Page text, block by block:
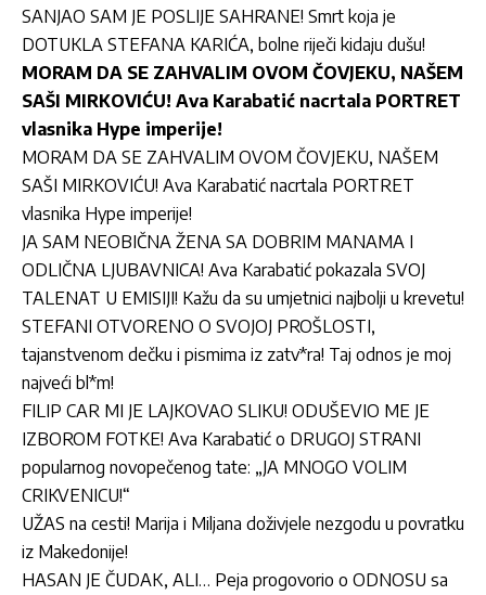
SANJAO SAM JE POSLIJE SAHRANE! Smrt koja je
DOTUKLA STEFANA KARIĆA, bolne riječi kidaju dušu!
MORAM DA SE ZAHVALIM OVOM ČOVJEKU, NAŠEM
SAŠI MIRKOVIĆU! Ava Karabatić nacrtala PORTRET
vlasnika Hype imperije!
MORAM DA SE ZAHVALIM OVOM ČOVJEKU, NAŠEM
SAŠI MIRKOVIĆU! Ava Karabatić nacrtala PORTRET
vlasnika Hype imperije!
JA SAM NEOBIČNA ŽENA SA DOBRIM MANAMA I
ODLIČNA LJUBAVNICA! Ava Karabatić pokazala SVOJ
TALENAT U EMISIJI! Kažu da su umjetnici najbolji u krevetu!
STEFANI OTVORENO O SVOJOJ PROŠLOSTI,
tajanstvenom dečku i pismima iz zatv*ra! Taj odnos je moj
najveći bl*m!
FILIP CAR MI JE LAJKOVAO SLIKU! ODUŠEVIO ME JE
IZBOROM FOTKE! Ava Karabatić o DRUGOJ STRANI
popularnog novopečenog tate: „JA MNOGO VOLIM
CRIKVENICU!“
UŽAS na cesti! Marija i Miljana doživjele nezgodu u povratku
iz Makedonije!
HASAN JE ČUDAK, ALI… Peja progovorio o ODNOSU sa